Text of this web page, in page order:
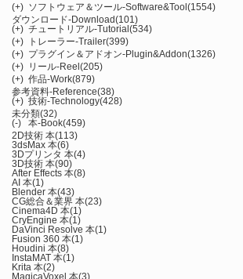
(+) ソフトウェア＆ツール-Software&Tool (1554)
ダウンロード-Download(101)
(+) チュートリアル-Tutorial (534)
(+)
トレーラー-Trailer(399)
(+) プラグイン＆アドオン-Plugin&Addon(1326)
(+) リール-Reel (205)
(+) 作品-Work(879)
参考資料-Reference(38)
(+) 技術-Technology(428)
未分類(32)
(-)
本-Book(459)
2D技術 本(113)
3dsMax 本(6)
3Dプリンタ 本(4)
3D技術 本(90)
After Effects 本(8)
AI 本(1)
Blender 本(43)
CG総合＆業界 本(23)
Cinema4D 本(1)
CryEngine 本(1)
DaVinci Resolve 本(1)
Fusion 360 本(1)
Houdini 本(8)
InstaMAT 本(1)
Krita 本(2)